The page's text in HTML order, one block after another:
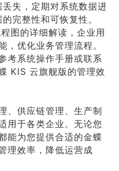
丢失，定期对系统数据进
完整性和可恢复性。
图的详细解读，企业用
，优化业务管理流程。
考系统操作手册或联系
KIS 云旗舰版的管理效
、供应链管理、生产制
用于各类企业。无论您
能为您提供合适的金蝶
理效率，降低运营成